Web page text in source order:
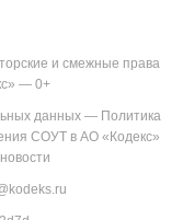
и смежные права
— 0+
данных— Политика
СОУТ в АО «Кодекс»